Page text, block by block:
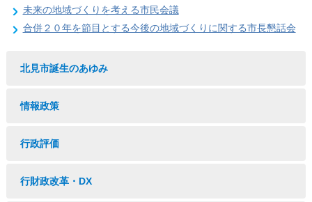
未来の地域づくりを考える市民会議
合併２０年を節目とする今後の地域づくりに関する市長懇話会
北見市誕生のあゆみ
情報政策
行政評価
行財政改革・DX